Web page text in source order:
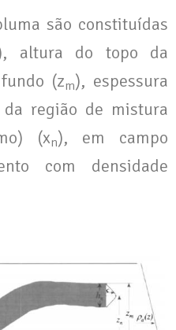
são constituídas
altura do topo da
(zm), espessura
região de mistura
(xn), em campo
com densidade